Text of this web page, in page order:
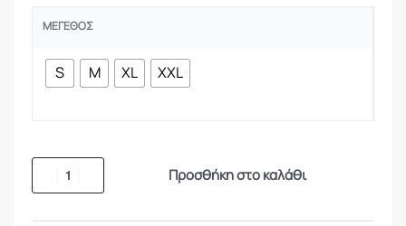
ΜΈΓΕΘΟΣ
S M XL XXL
Προσθήκη στο καλάθι